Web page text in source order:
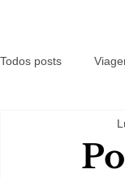
Todos posts